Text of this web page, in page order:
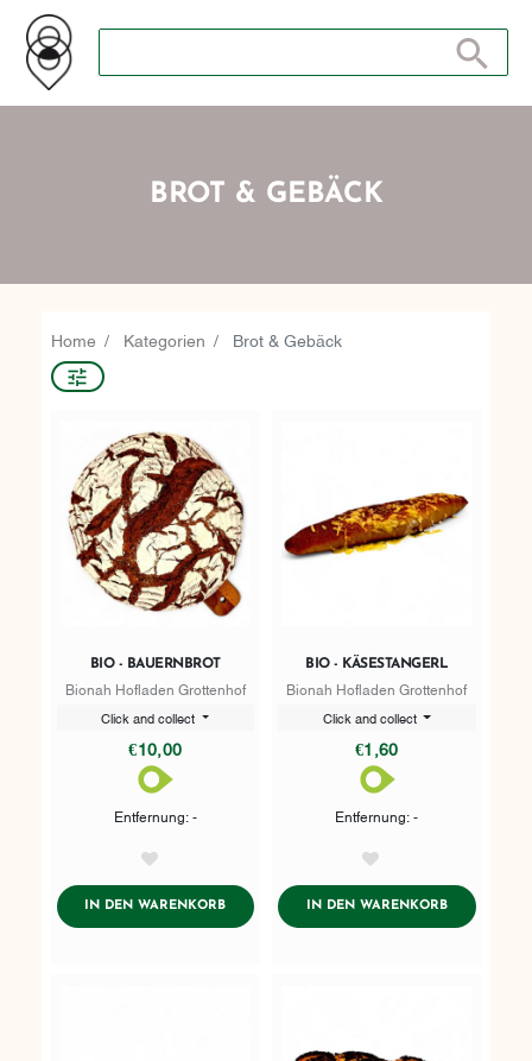
Suche nach: Zum Beispiel Wein, Fleisch, Keramik,
Suche
BROT & GEBÄCK
Home Kategorien Brot & Gebäck
BIO - BAUERNBROT
Bionah Hofladen Grottenhof
Click and collect
€10,00
Entfernung: -
IN DEN WARENKORBADDTOCART
BIO - KÄSESTANGERL
Bionah Hofladen Grottenhof
Click and collect
€1,60
Entfernung: -
IN DEN WARENKORBADDTOCART